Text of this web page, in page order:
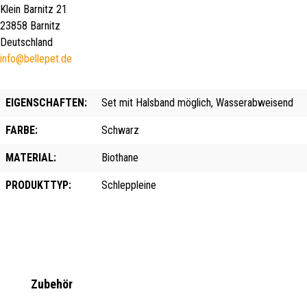
Klein Barnitz 21
23858 Barnitz
Deutschland
info@bellepet.de
EIGENSCHAFTEN: Set mit Halsband möglich, Wasserabweisend
FARBE: Schwarz
MATERIAL: Biothane
PRODUKTTYP: Schleppleine
Produktgalerie überspringen
Zubehör